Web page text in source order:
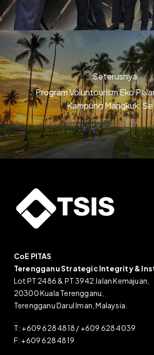
Seterusnya
Program Voluntourism Eko
Kampung Mangkuk,
CoE PITAS
Terengganu Strategic Integrity &
Lot PT 2486 & PT 3942 Jalan Kemajuan,
20300 Kuala Terengganu,
Terengganu Darul Iman, Malaysia.
T: +609 628 4818 / +609 628 4039
F: +609 628 4819